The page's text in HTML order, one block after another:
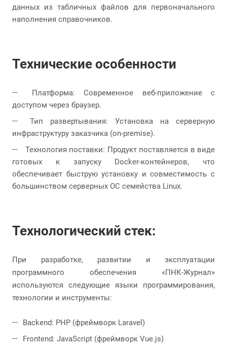
данных из табличных файлов для первоначального
наполнения справочников.
Технические особенности
Платформа: Современное веб-приложение с
доступом через браузер.
Тип развертывания: Установка на серверную
инфраструктуру заказчика (on-premise).
Технология поставки: Продукт поставляется в виде
готовых к запуску Docker-контейнеров, что
обеспечивает быструю установку и совместимость с
большинством серверных ОС семейства Linux.
Технологический стек:
При разработке, развитии и эксплуатации
программного обеспечения «ПНК-Журнал»
используются следующие языки программирования,
технологии и инструменты:
Backend: PHP (фреймворк Laravel)
Frontend: JavaScript (фреймворк Vue.js)